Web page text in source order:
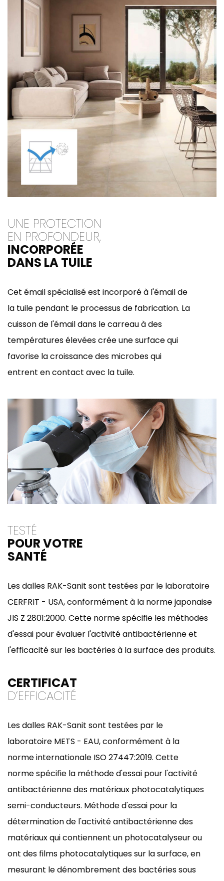
UNE PROTECTION
EN PROFONDEUR,
INCORPORÉE
DANS LA TUILE
Cet émail spécialisé est incorporé à l'émail de
la tuile pendant le processus de fabrication. La
cuisson de l'émail dans le carreau à des
températures élevées crée une surface qui
favorise la croissance des microbes qui
entrent en contact avec la tuile.
TESTÉ
POUR VOTRE
SANTÉ
Les dalles RAK-Sanit sont testées par le laboratoire
CERFRIT - USA, conformément à la norme japonaise
JIS Z 2801:2000. Cette norme spécifie les méthodes
d'essai pour évaluer l'activité antibactérienne et
l'efficacité sur les bactéries à la surface des produits.
CERTIFICAT
D’EFFICACITÉ
Les dalles RAK-Sanit sont testées par le
laboratoire METS - EAU, conformément à la
norme internationale ISO 27447:2019. Cette
norme spécifie la méthode d'essai pour l'activité
antibactérienne des matériaux photocatalytiques
semi-conducteurs. Méthode d'essai pour la
détermination de l'activité antibactérienne des
matériaux qui contiennent un photocatalyseur ou
ont des films photocatalytiques sur la surface, en
mesurant le dénombrement des bactéries sous